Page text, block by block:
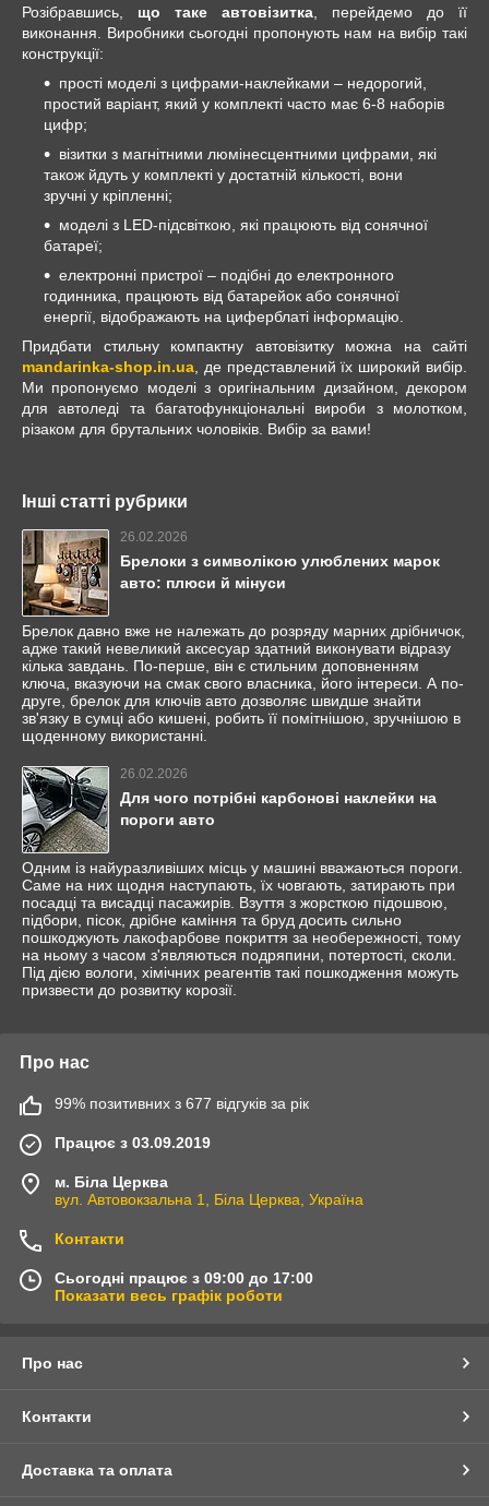
Розібравшись, що таке автовізитка , перейдемо до її
виконання. Виробники сьогодні пропонують нам на вибір такі
конструкції:
прості моделі з цифрами-наклейками – недорогий,
простий варіант, який у комплекті часто має 6-8 наборів
цифр;
візитки з магнітними люмінесцентними цифрами, які
також йдуть у комплекті у достатній кількості, вони
зручні у кріпленні;
моделі з LED-підсвіткою, які працюють від сонячної
батареї;
електронні пристрої – подібні до електронного
годинника, працюють від батарейок або сонячної
енергії, відображають на циферблаті інформацію.
Придбати стильну компактну автовізитку можна на сайті
mandarinka-shop.in.ua , де представлений їх широкий вибір.
Ми пропонуємо моделі з оригінальним дизайном, декором
для автоледі та багатофункціональні вироби з молотком,
різаком для брутальних чоловіків. Вибір за вами!
Інші статті рубрики
26.02.2026
Брелоки з символікою улюблених марок
авто: плюси й мінуси
Брелок давно вже не належать до розряду марних дрібничок,
адже такий невеликий аксесуар здатний виконувати відразу
кілька завдань. По-перше, він є стильним доповненням
ключа, вказуючи на смак свого власника, його інтереси. А по-
друге, брелок для ключів авто дозволяє швидше знайти
зв'язку в сумці або кишені, робить її помітнішою, зручнішою в
щоденному використанні.
26.02.2026
Для чого потрібні карбонові наклейки на
пороги авто
Одним із найуразливіших місць у машині вважаються пороги.
Саме на них щодня наступають, їх човгають, затирають при
посадці та висадці пасажирів. Взуття з жорсткою підошвою,
підбори, пісок, дрібне каміння та бруд досить сильно
пошкоджують лакофарбове покриття за необережності, тому
на ньому з часом з'являються подряпини, потертості, сколи.
Під дією вологи, хімічних реагентів такі пошкодження можуть
призвести до розвитку корозії.
Про нас
99% позитивних з 677 відгуків за рік
Працює з 03.09.2019
м. Біла Церква
вул. Автовокзальна 1, Біла Церква, Україна
Контакти
Сьогодні працює з 09:00 до 17:00
Показати весь графік роботи
Про нас
Контакти
Доставка та оплата